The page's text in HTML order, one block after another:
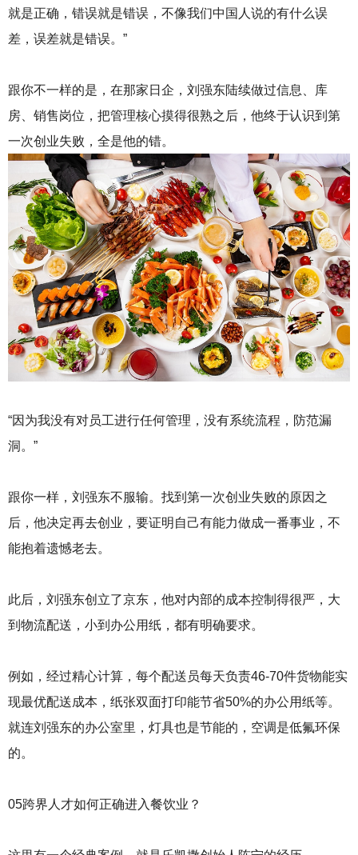
就是正确，错误就是错误，不像我们中国人说的有什么误
差，误差就是错误。”
跟你不一样的是，在那家日企，刘强东陆续做过信息、库
房、销售岗位，把管理核心摸得很熟之后，他终于认识到第
一次创业失败，全是他的错。
“因为我没有对员工进行任何管理，没有系统流程，防范漏
洞。”
跟你一样，刘强东不服输。找到第一次创业失败的原因之
后，他决定再去创业，要证明自己有能力做成一番事业，不
能抱着遗憾老去。
此后，刘强东创立了京东，他对内部的成本控制得很严，大
到物流配送，小到办公用纸，都有明确要求。
例如，经过精心计算，每个配送员每天负责46-70件货物能实
现最优配送成本，纸张双面打印能节省50%的办公用纸等。
就连刘强东的办公室里，灯具也是节能的，空调是低氟环保
的。
05跨界人才如何正确进入餐饮业？